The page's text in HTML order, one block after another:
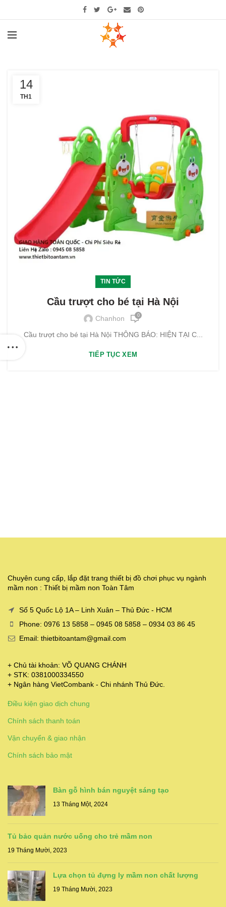
14
TH1
TIN TỨC
Cầu trượt cho bé tại Hà Nội
Chanhon 0
Cầu trượt cho bé tại Hà Nội THÔNG BÁO: HIỆN TẠI C...
TIẾP TỤC XEM
Chuyên cung cấp, lắp đặt trang thiết bị đồ chơi phục vụ ngành
mầm non : Thiết bị mầm non Toàn Tâm
Số 5 Quốc Lộ 1A – Linh Xuân – Thủ Đức - HCM
Phone: 0976 13 5858 – 0945 08 5858 – 0934 03 86 45
Email: thietbitoantam@gmail.com
+ Chủ tài khoản: VÕ QUANG CHÁNH
+ STK: 0381000334550
+ Ngân hàng VietCombank - Chi nhánh Thủ Đức.
Điều kiện giao dịch chung
Chính sách thanh toán
Vận chuyển & giao nhận
Chính sách bảo mật
Bàn gỗ hình bán nguyệt sáng tạo
13 Tháng Một, 2024
Tủ bảo quản nước uống cho trẻ mầm non
19 Tháng Mười, 2023
Lựa chọn tủ đựng ly mầm non chất lượng
19 Tháng Mười, 2023